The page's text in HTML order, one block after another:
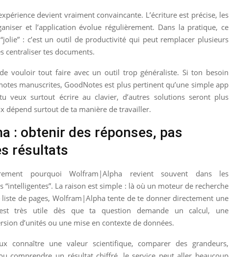
devient vraiment convaincante. L’écriture est précise, les
et l’application évolue régulièrement. Dans la pratique, ce
: c’est un outil de productivité qui peut remplacer plusieurs
centraliser tes documents.
vouloir tout faire avec un outil trop généraliste. Si ton besoin
manuscrites, GoodNotes est plus pertinent qu’une simple app
veux surtout écrire au clavier, d’autres solutions seront plus
dépend surtout de ta manière de travailler.
: obtenir des réponses, pas
résultats
pourquoi Wolfram|Alpha revient souvent dans les
“intelligentes”. La raison est simple : là où un moteur de recherche
de pages, Wolfram|Alpha tente de te donner directement une
très utile dès que ta question demande un calcul, une
d’unités ou une mise en contexte de données.
connaître une valeur scientifique, comparer des grandeurs,